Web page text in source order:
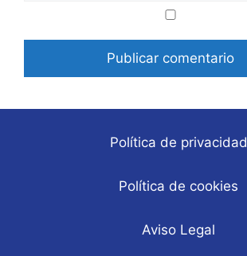
electrónico
Política de privacidad
Política de cookies
Aviso Legal